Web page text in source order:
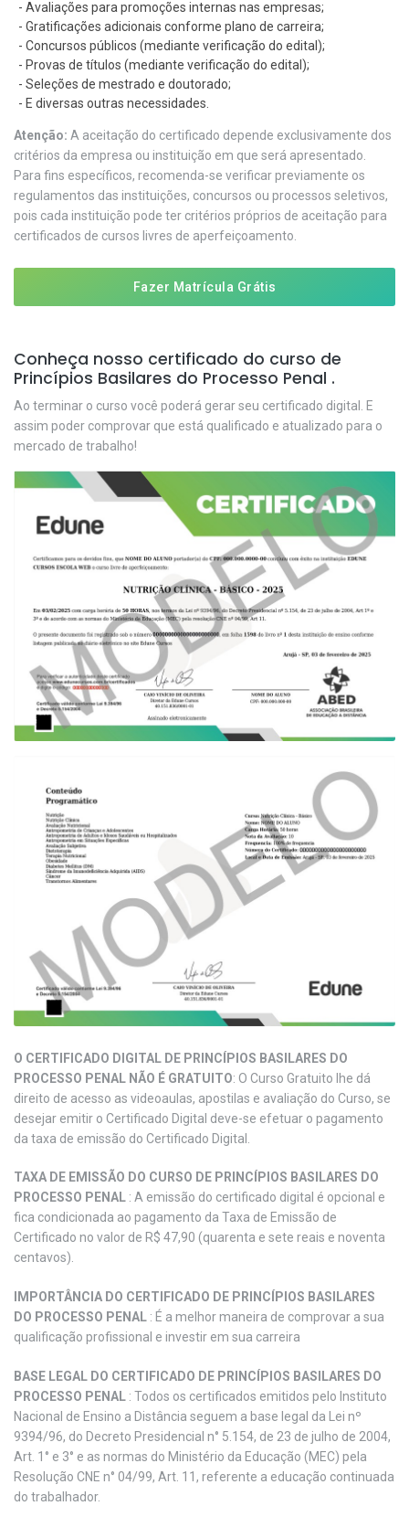
- Avaliações para promoções internas nas empresas;
- Gratificações adicionais conforme plano de carreira;
- Concursos públicos (mediante verificação do edital);
- Provas de títulos (mediante verificação do edital);
- Seleções de mestrado e doutorado;
- E diversas outras necessidades.
Atenção: A aceitação do certificado depende exclusivamente dos
critérios da empresa ou instituição em que será apresentado.
Para fins específicos, recomenda-se verificar previamente os
regulamentos das instituições, concursos ou processos seletivos,
pois cada instituição pode ter critérios próprios de aceitação para
certificados de cursos livres de aperfeiçoamento.
Fazer Matrícula Grátis
Conheça nosso certificado do curso de
Princípios Basilares do Processo Penal .
Ao terminar o curso você poderá gerar seu certificado digital. E
assim poder comprovar que está qualificado e atualizado para o
mercado de trabalho!
O CERTIFICADO DIGITAL DE PRINCÍPIOS BASILARES DO
PROCESSO PENAL NÃO É GRATUITO: O Curso Gratuito lhe dá
direito de acesso as videoaulas, apostilas e avaliação do Curso, se
desejar emitir o Certificado Digital deve-se efetuar o pagamento
da taxa de emissão do Certificado Digital.
TAXA DE EMISSÃO DO CURSO DE PRINCÍPIOS BASILARES DO
PROCESSO PENAL : A emissão do certificado digital é opcional e
fica condicionada ao pagamento da Taxa de Emissão de
Certificado no valor de R$ 47,90 (quarenta e sete reais e noventa
centavos).
IMPORTÂNCIA DO CERTIFICADO DE PRINCÍPIOS BASILARES
DO PROCESSO PENAL : É a melhor maneira de comprovar a sua
qualificação profissional e investir em sua carreira
BASE LEGAL DO CERTIFICADO DE PRINCÍPIOS BASILARES DO
PROCESSO PENAL : Todos os certificados emitidos pelo Instituto
Nacional de Ensino a Distância seguem a base legal da Lei nº
9394/96, do Decreto Presidencial n° 5.154, de 23 de julho de 2004,
Art. 1° e 3° e as normas do Ministério da Educação (MEC) pela
Resolução CNE n° 04/99, Art. 11, referente a educação continuada
do trabalhador.